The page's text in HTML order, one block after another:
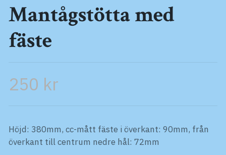
Mantågstötta med
fäste
250 kr
Höjd: 380mm, cc-mått fäste i överkant: 90mm, från
överkant till centrum nedre hål: 72mm